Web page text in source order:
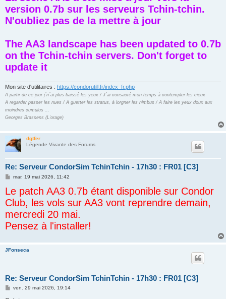
a
g
e
version 0.7b sur les serveurs Tchin-tchin.
N'oubliez pas de la mettre à jour
The AA3 landscape has been updated to 0.7b
on the Tchin-tchin servers. Don't forget to
update it
Mon site d'utilitaires : https://condorutill.fr/index_fr.php
A partir de ce jour j´n´ai plus baissé les yeux / J´ai consacré mon temps à contempler les cieux
A regarder passer les nues / A guetter les stratus, à lorgner les nimbus / A faire les yeux doux aux
moindres cumulus ...
Georges Brassens (L'orage)
dgtfer
Légende Vivante des Forums
Re: Serveur CondorSim TchinTchin - 17h30 : FR01 [C3]
M
s
s
a
g
e
mar. 19 mai 2026, 11:42
Le patch AA3 0.7b étant disponible sur Condor
Club, les vols sur AA3 vont reprendre demain,
mercredi 20 mai.
Pensez à l'installer!
JFonseca
Re: Serveur CondorSim TchinTchin - 17h30 : FR01 [C3]
Mven. 29 mai 2026, 19:14